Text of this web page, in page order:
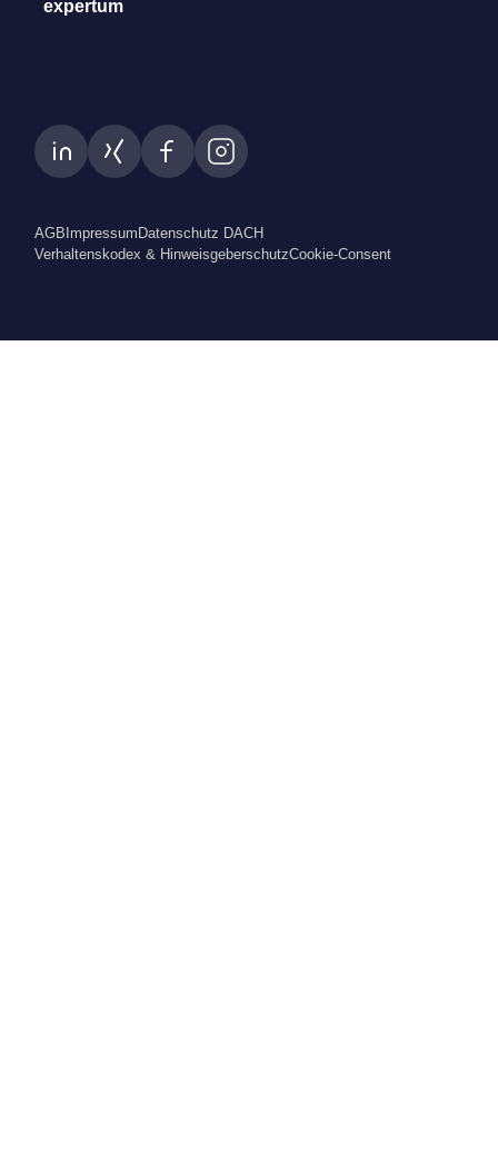
expertum
AGB Impressum Datenschutz DACH
Verhaltenskodex & HinweisgeberschutzCookie-Consent